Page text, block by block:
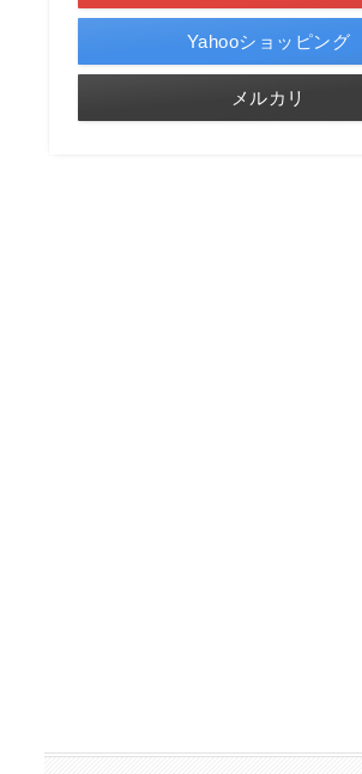
Yahooショッピング
メルカリ